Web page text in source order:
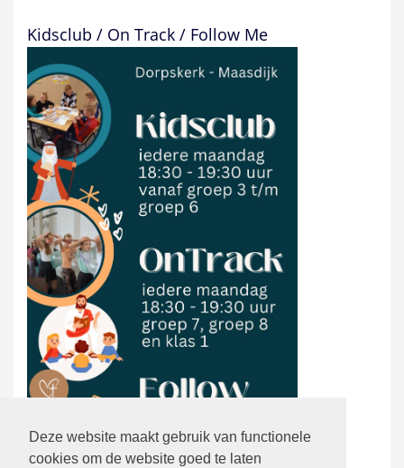
Deze website maakt gebruik van functionele
cookies om de website goed te laten
Kidsclub / On Track / Follow Me